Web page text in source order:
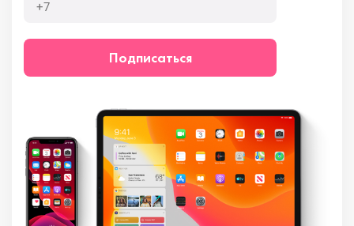
Подписаться